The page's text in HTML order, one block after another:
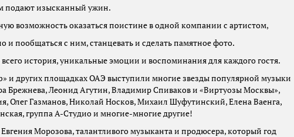
подают изысканный ужин.
возможность оказаться поистине в одной компании с артистом,
и пообщаться с ним, станцевать и сделать памятное фото.
история, уникальные эмоции и воспоминания для каждого гостя.
и других площадках ОАЭ выступили многие звезды популярной музыки
Брежнева, Леонид Агутин, Владимир Спиваков и «Виртуозы Москвы»,
Олег Газманов, Николай Носков, Михаил Шуфутинский, Елена Ваенга,
группа А-Студио и многие-многие другие!
Морозова, талантливого музыканта и продюсера, который год